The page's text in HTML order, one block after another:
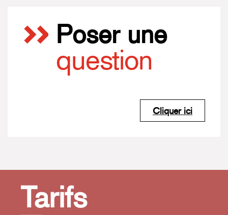
Poser une
question
Cliquer ici
Tarifs